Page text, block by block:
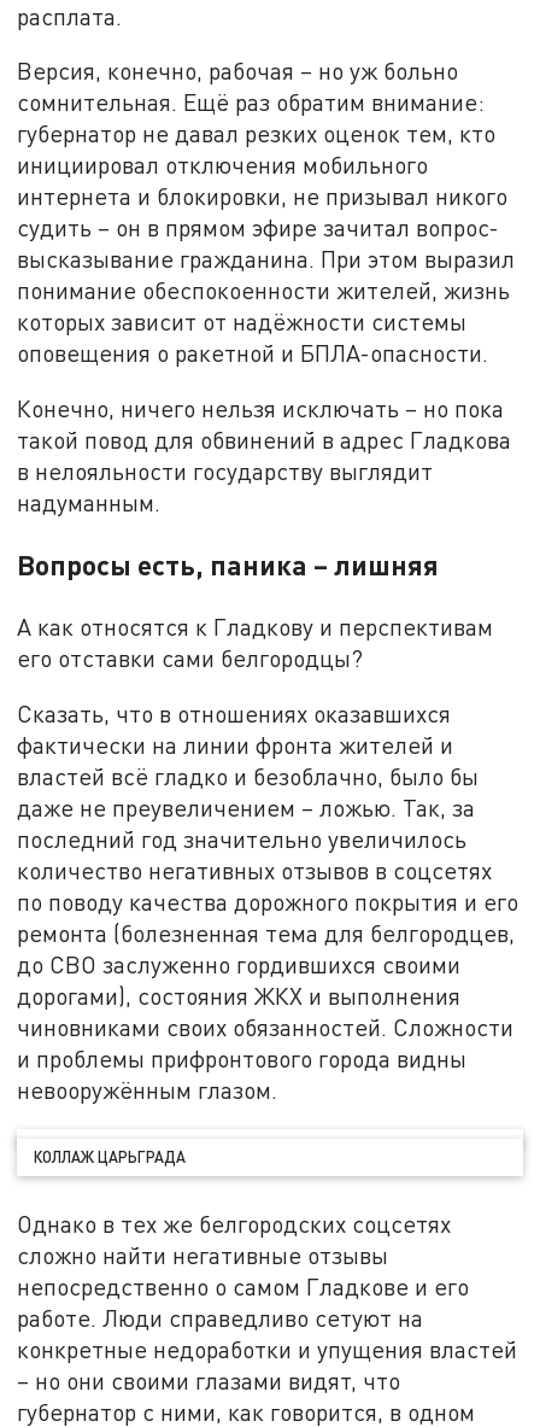
расплата.
Версия, конечно, рабочая – но уж больно
сомнительная. Ещё раз обратим внимание:
губернатор не давал резких оценок тем, кто
инициировал отключения мобильного
интернета и блокировки, не призывал никого
судить – он в прямом эфире зачитал вопрос-
высказывание гражданина. При этом выразил
понимание обеспокоенности жителей, жизнь
которых зависит от надёжности системы
оповещения о ракетной и БПЛА-опасности.
Конечно, ничего нельзя исключать – но пока
такой повод для обвинений в адрес Гладкова
в нелояльности государству выглядит
надуманным.
Вопросы есть, паника – лишняя
А как относятся к Гладкову и перспективам
его отставки сами белгородцы?
Сказать, что в отношениях оказавшихся
фактически на линии фронта жителей и
властей всё гладко и безоблачно, было бы
даже не преувеличением – ложью. Так, за
последний год значительно увеличилось
количество негативных отзывов в соцсетях
по поводу качества дорожного покрытия и его
ремонта (болезненная тема для белгородцев,
до СВО заслуженно гордившихся своими
дорогами), состояния ЖКХ и выполнения
чиновниками своих обязанностей. Сложности
и проблемы прифронтового города видны
невооружённым глазом.
КОЛЛАЖ ЦАРЬГРАДА
Однако в тех же белгородских соцсетях
сложно найти негативные отзывы
непосредственно о самом Гладкове и его
работе. Люди справедливо сетуют на
конкретные недоработки и упущения властей
– но они своими глазами видят, что
губернатор с ними, как говорится, в одном